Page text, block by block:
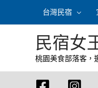
容
台灣民宿
民宿女
桃園美食部落客，